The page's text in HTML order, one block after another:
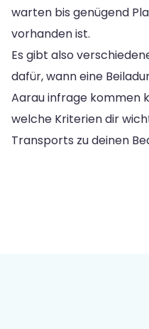
warten bis genügend
vorhanden ist.
Es gibt also
dafür, wann eine
Aarau infrage kommen
welche Kriterien dir
Transports zu deinen